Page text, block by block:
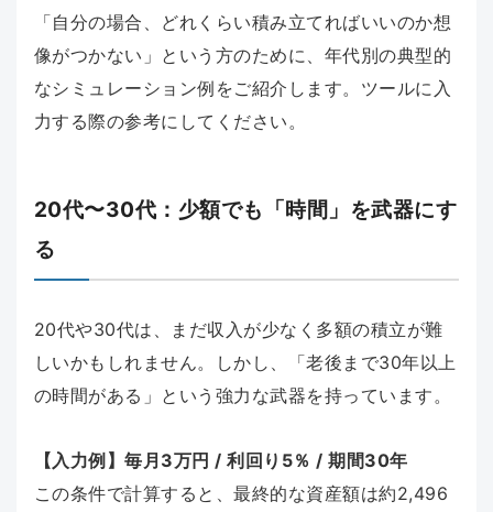
「自分の場合、どれくらい積み立てればいいのか想
像がつかない」という方のために、年代別の典型的
なシミュレーション例をご紹介します。ツールに入
力する際の参考にしてください。
20代〜30代：少額でも「時間」を武器にす
る
20代や30代は、まだ収入が少なく多額の積立が難
しいかもしれません。しかし、「老後まで30年以上
の時間がある」という強力な武器を持っています。
【入力例】毎月3万円 / 利回り5％ / 期間30年
この条件で計算すると、最終的な資産額は約2,496